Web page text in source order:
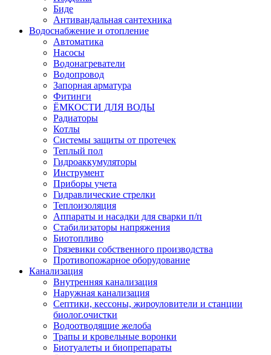
Биде
Антивандальная сантехника
Водоснабжение и отопление
Автоматика
Насосы
Водонагреватели
Водопровод
Запорная арматура
Фитинги
ЁМКОСТИ ДЛЯ ВОДЫ
Радиаторы
Котлы
Системы защиты от протечек
Теплый пол
Гидроаккумуляторы
Инструмент
Приборы учета
Гидравлические стрелки
Теплоизоляция
Аппараты и насадки для сварки п/п
Стабилизаторы напряжения
Биотопливо
Грязевики собственного производства
Противопожарное оборудование
Канализация
Внутренняя канализация
Наружная канализация
Септики, кессоны, жироуловители и станции
биолог.очистки
Водоотводящие желоба
Трапы и кровельные воронки
Биотуалеты и биопрепараты